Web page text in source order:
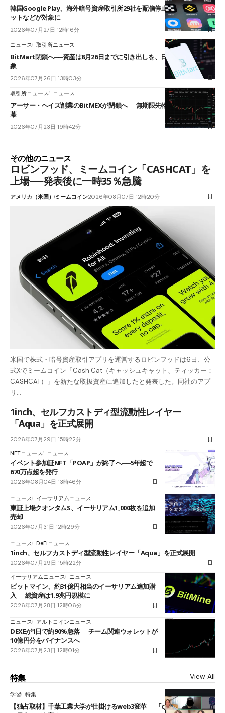
韓国Google Play、海外暗号資産取引所29社を配信停止──OKXやバイビ
ットなどが対象に
2026年07月27日 12時16分
ニュース 取引所ニュース
BitMart閉鎖へ──資産は8月26日までに引き出しを、日本人利用者も対
象
2026年07月26日 13時03分
取引所ニュース ニュース
アーサー・ヘイズ創業のBitMEXが閉鎖へ──無期限先物を生んだ11年に
幕
2026年07月23日 19時42分
その他のニュース
ロビンフッド、ミームコイン「CASHCAT」を
上場──発表後に一時35％急騰
アメリカ（米国）ミームコイン2026年08月07日 12時20分
米国で株式・暗号資産取引アプリを運営するロビンフッドは6日、公
式Xでミームコイン「Cash Cat（キャッシュキャット、ティッカー：
CASHCAT）」を新たな取扱資産に追加したと発表した。同社のアプ
リ…
1inch、セルフカストディ型流動性レイヤー
「Aqua」を正式展開
2026年07月29日 15時22分
NFTニュース
ニュース
イベント参加証NFT「POAP」が終了へ──5年超で
670万点超を発行
2026年08月04日 13時46分
ニュース イーサリアムニュース
東証上場クオンタムS、イーサリアム1,000枚を追加
売却
2026年07月31日 12時29分
ニュース DeFiニュース
1inch、セルフカストディ型流動性レイヤー「Aqua」を正式展開
2026年07月29日 15時22分
イーサリアムニュース
ニュース
ビットマイン、約31億円相当のイーサリアム追加購
入──総資産は1.9兆円規模に
2026年07月28日 12時06分
ニュース アルトコインニュース
DEXEが1日で約90%急落──チーム関連ウォレットが
10億円分をバイナンスへ
2026年07月23日 12時01分
特集 View All
学習 特集
【独占取材】千葉工業大学が仕掛けるweb3変革──「cJPY」とAIの融合